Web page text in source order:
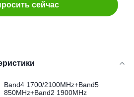
сейчас
Band4 1700/2100MHz+Band5
850MHz+Band2 1900MHz